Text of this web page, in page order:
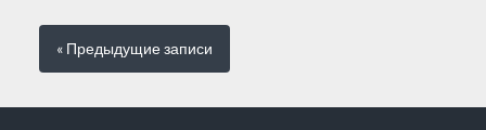
« Предыдущиезаписи